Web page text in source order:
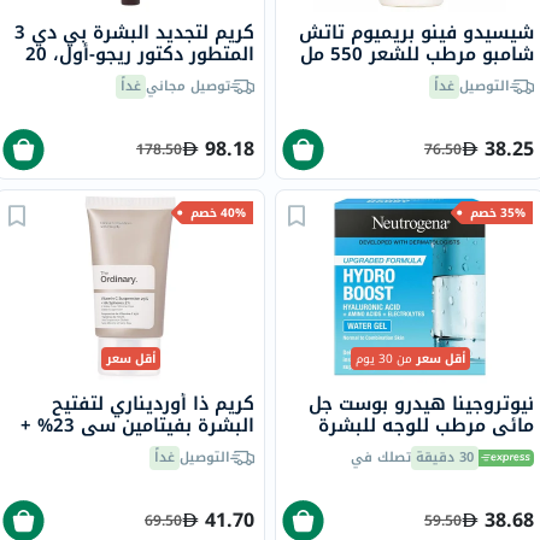
شيسيدو فينو بريميوم تاتش
شامبو مرطب للشعر 550 مل
التوصيلغداً
38.25
76.50
كريم لتجديد البشرة بي دي 3
المتطور دكتور ريجو-أول، 20
ملتوصيل مجانيغداً
98.18
178.50
35% خصم
أقل سعرمن 30 يوم
نيوتروجينا هيدرو بوست جل
مائي مرطب للوجه للبشرة
العادية إلى المختلطة 50 مل
30 دقيقة تصلك في
38.68
59.50
40% خصم
أقل سعر
كريم ذا أورديناري لتفتيح
البشرة بفيتامين سي 23% +
30 ملالتوصيلغداً
41.70
69.50